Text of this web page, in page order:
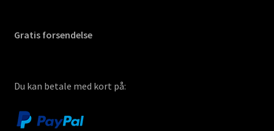
Gratis forsendelse
Du kan betale med kort på: